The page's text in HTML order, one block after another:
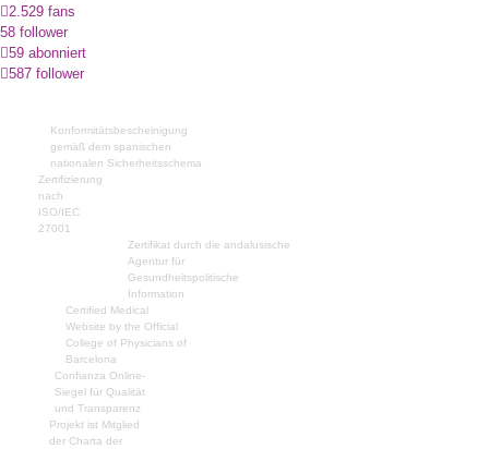
2.529 fans
58 follower
59 abonniert
587 follower
Konformitätsbescheinigung
gemäß dem spanischen
nationalen Sicherheitsschema
Zertifizierung
nach
ISO/IEC
27001
Zertifikat durch die andalusische
Agentur für
Gesundheitspolitische
Information
Certified Medical
Website by the Official
College of Physicians of
Barcelona
Confianza Online-
Siegel für Qualität
und Transparenz
Projekt ist Mitglied
der Charta der